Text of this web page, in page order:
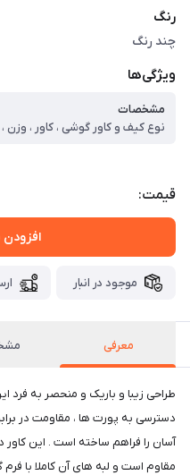
رنگ
چند رنگ
ویژگی‌ها
مشخصات
قیمت:
موجود در انبار
معرفی
طراحی زیبا و باریک و منحصر به
دسترسی به پورت ها ، مقاومت در
آسان را فراهم ساخته است . این کاور
مقاوم است و لبه های آن کاملا با